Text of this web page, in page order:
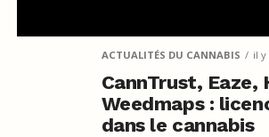
ACTUALITÉS DU CANNABIS il y
CannTrust, Eaze,
Weedmaps :
dans le cannabis